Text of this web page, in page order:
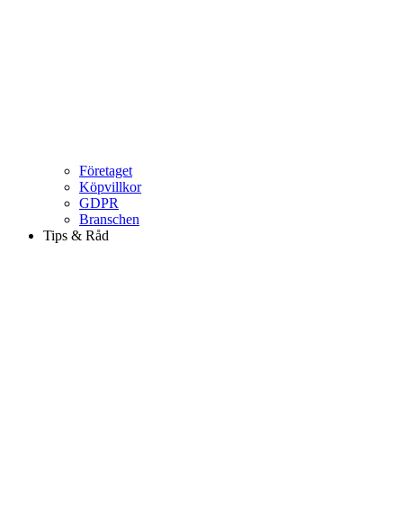
Företaget
Köpvillkor
GDPR
Branschen
Tips & Råd